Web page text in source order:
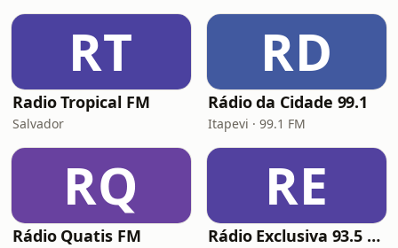
RT
Radio Tropical FM
Salvador
RD
Rádio da Cidade 99.1
Itapevi · 99.1 FM
RQ
Rádio Quatis FM
RE
Rádio Exclusiva 93.5 FM